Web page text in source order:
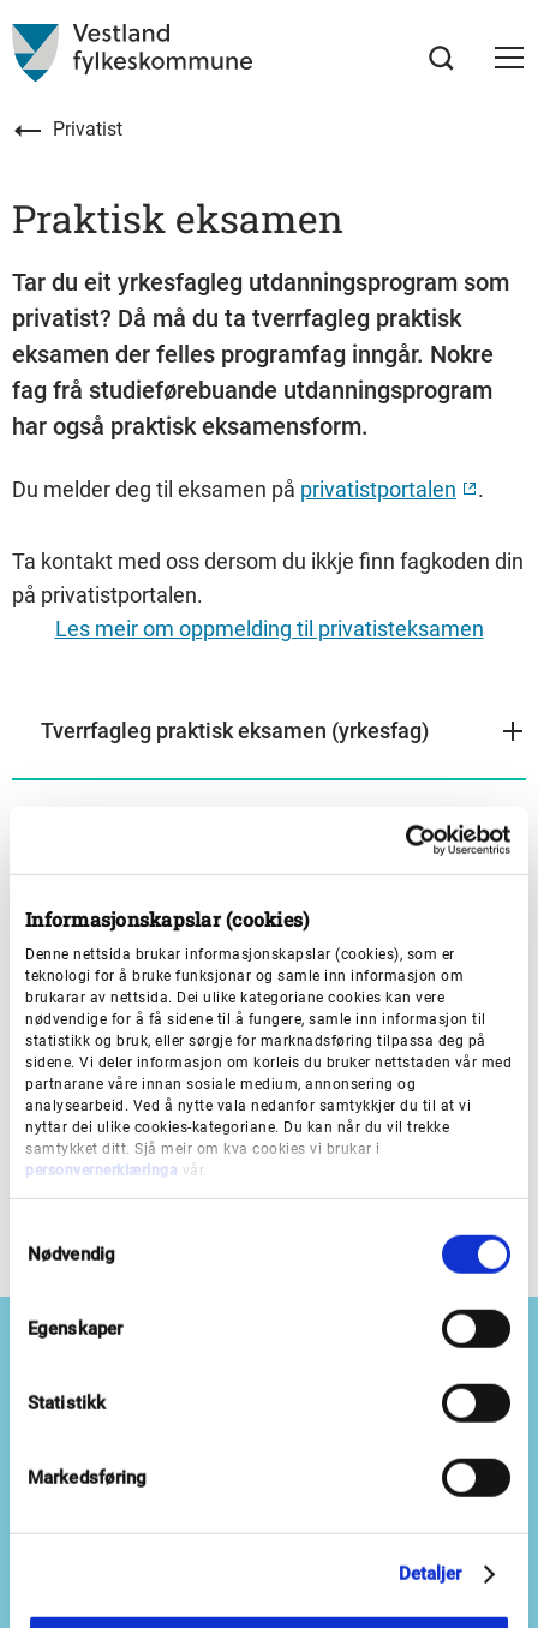
Informasjonskapslar (cookies)
Denne nettsida brukar informasjonskapslar (cookies), som er
teknologi for å bruke funksjonar og samle inn informasjon om
brukarar av nettsida. Dei ulike kategoriane cookies kan vere
nødvendige for å få sidene til å fungere, samle inn informasjon til
statistikk og bruk, eller sørgje for marknadsføring tilpassa deg på
sidene. Vi deler informasjon om korleis du bruker nettstaden vår med
partnarane våre innan sosiale medium, annonsering og
analysearbeid. Ved å nytte vala nedanfor samtykkjer du til at vi
nyttar dei ulike cookies-kategoriane. Du kan når du vil trekke
samtykket ditt. Sjå meir om kva cookies vi brukar i
personvernerklæringa vår.
Nødvendig
Egenskaper
Statistikk
Markedsføring
Detaljer
Privatist
Praktisk eksamen
Tar du eit yrkesfagleg utdanningsprogram som
privatist? Då må du ta tverrfagleg praktisk
eksamen der felles programfag inngår. Nokre
fag frå studieførebuande utdanningsprogram
har også praktisk eksamensform.
Du melder deg til eksamen på privatistportalen .
Ta kontakt med oss dersom du ikkje finn fagkoden din
på privatistportalen.
Les meir om oppmelding til privatisteksamen
Tverrfagleg praktisk eksamen (yrkesfag)
Har du spørsmål om eksamen?
Telefontid: 12.00-14.00
Ring51207118
Send e-post
Bergen:Lars Hilles gate 22